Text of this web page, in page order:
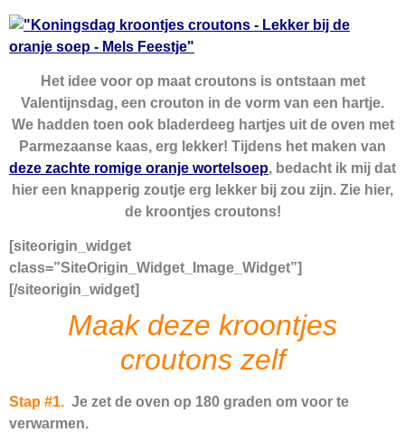
Het idee voor op maat croutons is ontstaan met
Valentijnsdag, een crouton in de vorm van een hartje.
We hadden toen ook bladerdeeg hartjes uit de oven met
Parmezaanse kaas, erg lekker! Tijdens het maken van
deze zachte romige oranje wortelsoep, bedacht ik mij dat
hier een knapperig zoutje erg lekker bij zou zijn. Zie hier,
de kroontjes croutons!
[siteorigin_widget
class=”SiteOrigin_Widget_Image_Widget”]
[/siteorigin_widget]
Maak deze kroontjes
croutons zelf
Stap #1. Je zet de oven op 180 graden om voor te
verwarmen.